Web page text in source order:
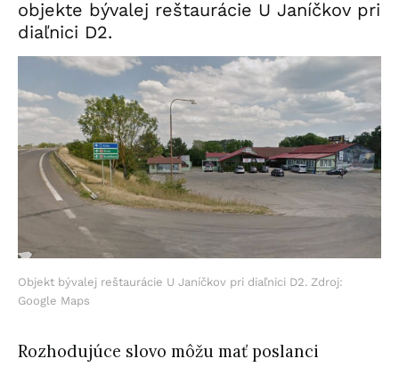
objekte bývalej reštaurácie U Janíčkov pri
diaľnici D2.
Objekt bývalej reštaurácie U Janíčkov pri diaľnici D2. Zdroj:
Google Maps
Rozhodujúce slovo môžu mať poslanci